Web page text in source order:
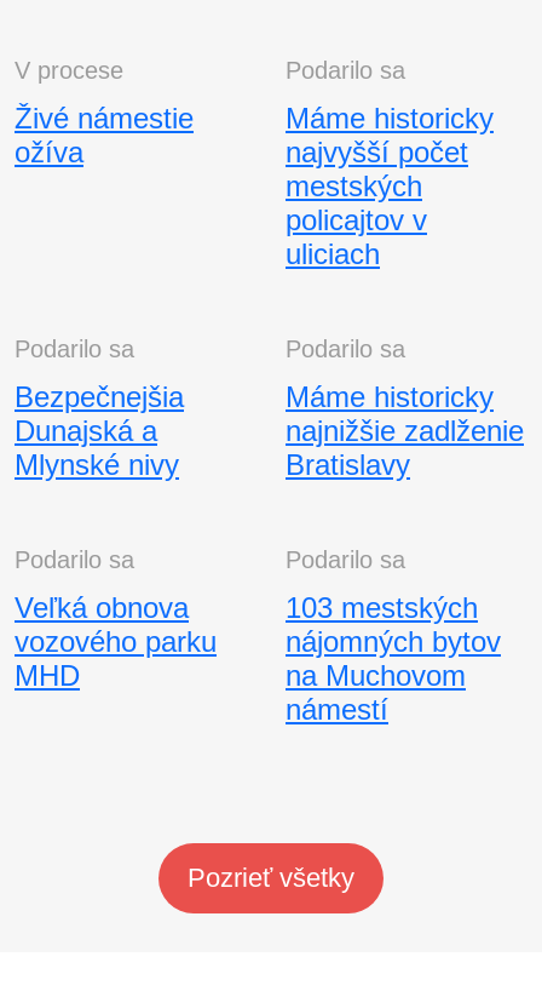
V procese
Živé námestie
ožíva
Podarilo sa
Máme historicky
najvyšší počet
mestských
policajtov v
uliciach
Podarilo sa
Bezpečnejšia
Dunajská a
Mlynské nivy
Podarilo sa
Máme historicky
najnižšie zadlženie
Bratislavy
Podarilo sa
Veľká obnova
vozového parku
MHD
Podarilo sa
103 mestských
nájomných bytov
na Muchovom
námestí
Pozrieť všetky